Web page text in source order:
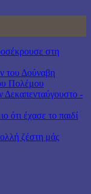
στη
του Δούναβη
Πολέμου
Δεκαπενταύγουστο -
ότι έχασε το παιδί
ζέστη μάς